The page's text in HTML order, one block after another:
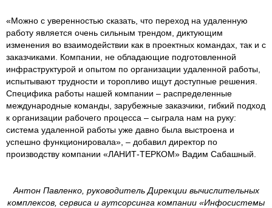
«Можно с уверенностью сказать, что переход на удаленную
работу является очень сильным трендом, диктующим
изменения во взаимодействии как в проектных командах, так и с
заказчиками. Компании, не обладающие подготовленной
инфраструктурой и опытом по организации удаленной работы,
испытывают трудности и торопливо ищут доступные решения.
Специфика работы нашей компании – распределенные
международные команды, зарубежные заказчики, гибкий подход
к организации рабочего процесса – сыграла нам на руку:
система удаленной работы уже давно была выстроена и
успешно функционировала», – добавил директор по
производству компании «ЛАНИТ-ТЕРКОМ» Вадим Сабашный.
Антон Павленко, руководитель Дирекции вычислительных
комплексов, сервиса и аутсорсинга компании «Инфосистемы